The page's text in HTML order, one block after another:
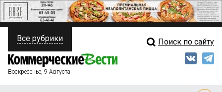
ПОЛИТИКА
ФИНАНСЫ
Свежий выпуск
Все рубрики Поиск по сайту
Воскресенье, 9 Августа